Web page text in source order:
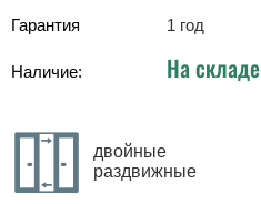
Гарантия
1 год
Наличие: На складе
двойные
раздвижные